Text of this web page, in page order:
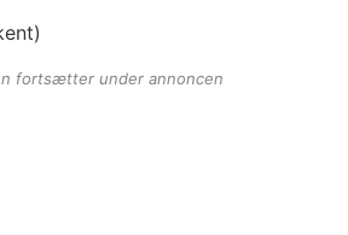
fortsætter under annoncen